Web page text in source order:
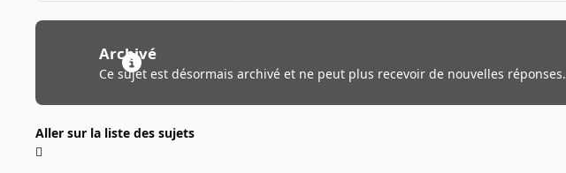
Archivé
Ce sujet est désormais archivé et ne peut plus recevoir de nouvelles réponses.
Aller sur la liste des sujets